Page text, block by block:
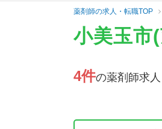
薬剤師の求人・転職TOP
小美玉市
4件の薬剤師求人